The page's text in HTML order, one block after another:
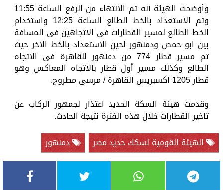
وأوضحت الهيئة أنه تم الانتهاء من الرفع الساعة 11:55
وتم الاستعداد بالخط الطالع الساعة 12:25 واستخدام
الخط الطالع لمسير القطارات فى الاتجاهين فى المسافة
بين ابو حمص ودمنهور لحين الاستعداد بالخط الاخر حيث
تم مسير قطار 774 من دمنهور للقاهرة فى الاتجاه
الطالع وكذلك مسير أول قطار بالاتجاه المعاكس وهو
قطار 1205 اكسبريس القاهرة / مرسى مطروح.
وقدمت هيئة السكة الحديد اعتذار لجمهور الركاب عن
تاخير القطارات خلال هذه الفترة نتيجة الحادث.
الهيئة القومية لسكك حديد مصر
دمنهور